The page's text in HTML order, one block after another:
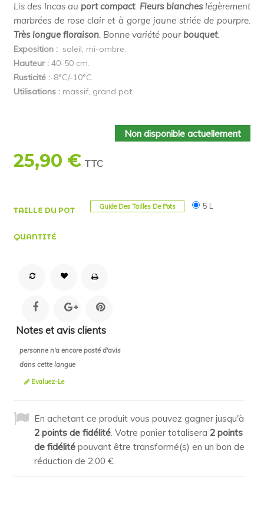
Lis des Incas au port compact. Fleurs blancheslégèrement
marbrées de rose clair et à gorge jaune striée de pourpre.
Très longue floraison. Bonne variété pour bouquet.
Exposition : soleil, mi-ombre.
Hauteur : 40-50 cm.
Rusticité :-8°C/-10°C.
Utilisations : massif, grand pot.
Non disponible actuellement
25,90 € TTC
TAILLE DU POT Guide Des Tailles De Pots 5 L
QUANTITÉ
Notes et avis clients
personne n'a encore posté d'avis
dans cette langue
Evaluez-Le
En achetant ce produit vous pouvez gagner jusqu'à
2 points de fidélité . Votre panier totalisera 2 points
de fidélité pouvant être transformé(s) en un bon de
réduction de 2,00 €